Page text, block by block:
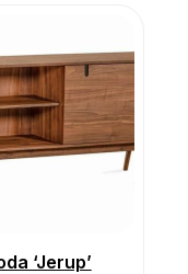
‘Jerup’